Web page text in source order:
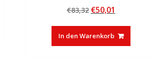
5.00
von 5
€83,32 Ursprünglicher
war:
€83,32
€50,01
ist:
€50,01.
In den Warenkorb